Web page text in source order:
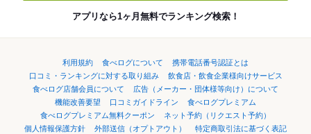
アプリなら1ヶ月無料でランキング検索！
利用規約 食べログについて
携帯電話番号認証とは
口コミ・ランキングに対する取り組み
飲食店・飲食企業様向けサービス
食べログ店舗会員について
広告（メーカー・団体様等向け）について
機能改善要望
口コミガイドライン
食べログプレミアム
食べログプレミアム無料クーポン
ネット予約（リクエスト予約）
個人情報保護方針
外部送信（オプトアウト）
特定商取引法に基づく表記